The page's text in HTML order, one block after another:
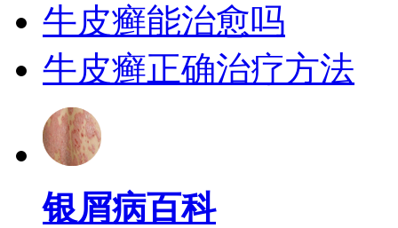
牛皮癣能治愈吗
牛皮癣正确治疗方法
银屑病百科